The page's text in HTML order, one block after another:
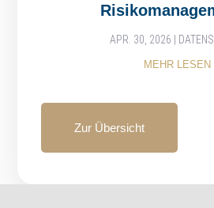
APR. 30, 2026
MEHR LESEN
Zur Übersicht